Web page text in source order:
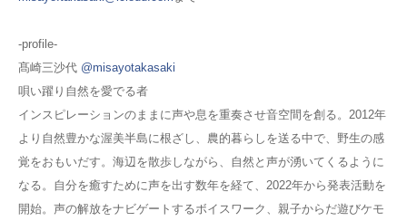
-profile-
髙崎三沙代 @misayotakasaki
唄い躍り自然を愛でる者
インスピレーションのままに声や息を重奏させ音空間を創る。2012年
より自然豊かな渥美半島に根ざし、農的暮らしを送る中で、野生の感
覚をおもいだす。海辺を散歩しながら、自然と声が湧いてくるように
なる。自分を癒すために声を出す数年を経て、2022年から発表活動を
開始。声の解放をナビゲートするボイスワーク、親子からだ遊びケモ